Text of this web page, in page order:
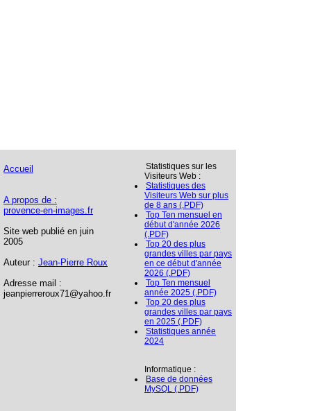
Accueil
A propos de :
provence-en-images.fr
Site web publié en juin
2005
Auteur : Jean-Pierre Roux
Adresse mail :
jeanpierreroux71@yahoo.fr
Statistiques sur les
Visiteurs Web :
Statistiques des
Visiteurs Web sur plus
de 8 ans (.PDF)
Top Ten mensuel en
début d'année 2026
(.PDF)
Top 20 des plus
grandes villes par pays
en ce début d'année
2026 (.PDF)
Top Ten mensuel
année 2025 (.PDF)
Top 20 des plus
grandes villes par pays
en 2025 (.PDF)
Statistiques année
2024
Informatique :
Base de données
MySQL (.PDF)